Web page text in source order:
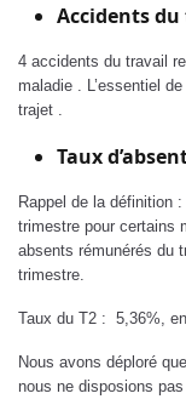
Accidents
4 accidents du travail
maladie . L’essentiel
trajet .
Taux
Rappel de la définition
trimestre pour certains
absents rémunérés du
trimestre.
Taux du T2 : 5,36%,
Nous avons déploré
nous ne disposions